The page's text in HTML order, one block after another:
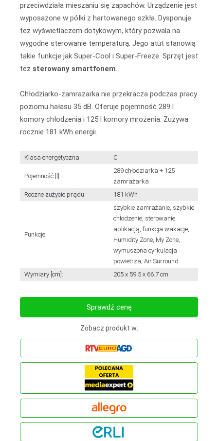
przeciwdziała mieszaniu się zapachów. Urządzenie jest
wyposażone w półki z hartowanego szkła. Dysponuje
też wyświetlaczem dotykowym, który pozwala na
wygodne sterowanie temperaturą. Jego atut stanowią
takie funkcje jak Super-Cool i Super-Freeze. Sprzęt jest
też sterowany smartfonem.
Chłodziarko-zamrażarka nie przekracza podczas pracy
poziomu hałasu 35 dB. Oferuje pojemność 289 l
komory chłodzenia i 125 l komory mrożenia. Zużywa
rocznie 181 kWh energii.
Klasa energetyczna: C
Pojemność [l]:
289 chłodziarka + 125
zamrażarka
Roczne zużycie prądu:
181 kWh
Funkcje:
szybkie zamrażanie, szybkie
chłodzenie, sterowanie
aplikacją, funkcja wakacje,
Humidity Zone, My Zone,
wymuszona cyrkulacja
powietrza, Air Surround
Wymiary [cm]:
205 x 59.5 x 66.7 cm
Sprawdź cenę
Zobacz produkt w: